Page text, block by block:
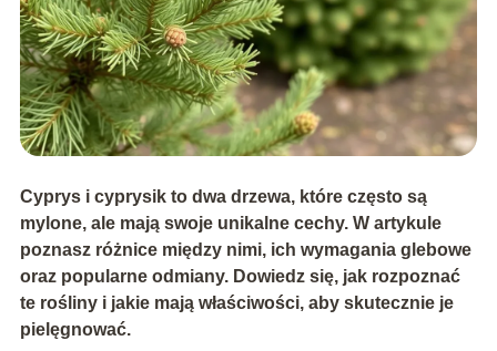
Cyprys i cyprysik to dwa drzewa, które często są
mylone, ale mają swoje unikalne cechy. W artykule
poznasz różnice między nimi, ich wymagania glebowe
oraz popularne odmiany. Dowiedz się, jak rozpoznać
te rośliny i jakie mają właściwości, aby skutecznie je
pielęgnować.